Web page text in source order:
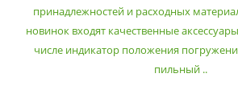
принадлежностей и расходных
новинок входят качественные
числе индикатор положения
пильный ..